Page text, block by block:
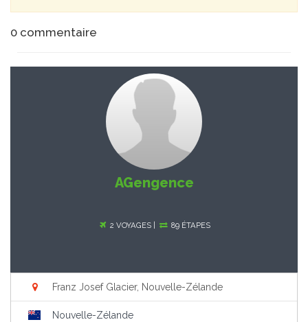
0 commentaire
AGengence
2 VOYAGES | 89 ÉTAPES
Franz Josef Glacier, Nouvelle-Zélande
Nouvelle-Zélande